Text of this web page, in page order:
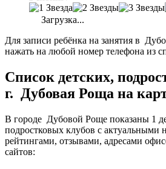
Загрузка...
Для записи ребёнка на занятия в
нажать на любой номер телефона из
Список детских,
г. Дубовая Роща на
В городе Дубовой Роще показаны 1
подростковых клубов с актуальными
рейтингами, отзывами, адресами
сайтов: